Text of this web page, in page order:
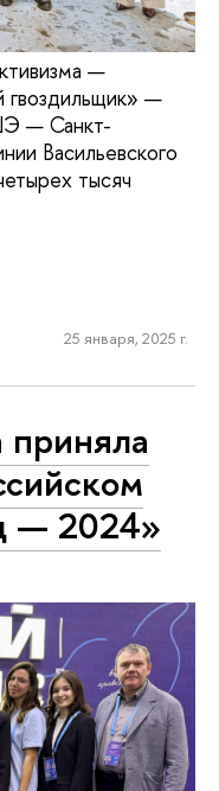
—
гвоздильщик» —
— Санкт-
Васильевского
тысяч
25 января, 2025 г.
— 2024»